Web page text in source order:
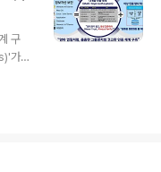
션
반적
는
프
차..
구
가
'의
로